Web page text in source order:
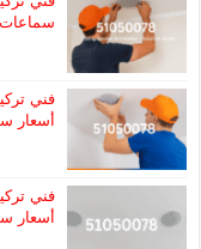
أسعار
أسعار